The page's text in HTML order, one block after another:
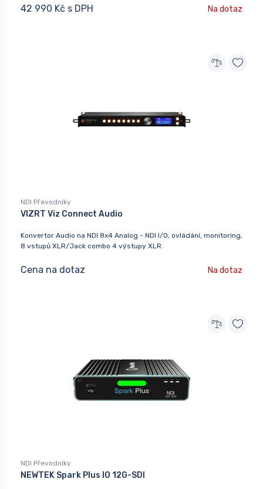
42 990 Kč s DPH Na dotaz
NDI Převodníky
VIZRT Viz Connect Audio
Konvertor Audio na NDI 8x4 Analog - NDI I/O, ovládání, monitoring,
8 vstupů XLR/Jack combo 4 výstupy XLR
Cena na dotaz Na dotaz
NDI Převodníky
NEWTEK Spark Plus IO 12G-SDI